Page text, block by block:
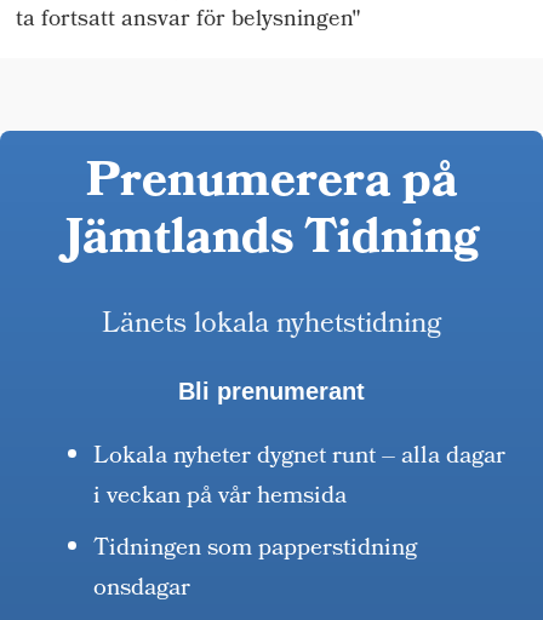
ta fortsatt ansvar för belysningen"
Prenumerera på
Jämtlands Tidning
Länets lokala nyhetstidning
Bli prenumerant
Lokala nyheter dygnet runt – alla dagar
i veckan på vår hemsida
Tidningen som papperstidning
onsdagar